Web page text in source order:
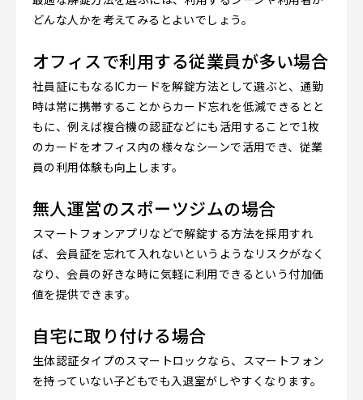
どんな人かを考えてみるとよいでしょう。
オフィスで利用する従業員が多い場合
社員証にもなるICカードを解錠方法として選ぶと、通勤
時は常に携帯することからカード忘れを低減できるとと
もに、例えば複合機の認証などにも活用することで1枚
のカードをオフィス内の様々なシーンで活用でき、従業
員の利用体験も向上します。
無人運営のスポーツジムの場合
スマートフォンアプリなどで解錠する方法を採用すれ
ば、会員証を忘れて入れないというようなリスクがなく
なり、会員の好きな時に気軽に利用できるという付加価
値を提供できます。
自宅に取り付ける場合
生体認証タイプのスマートロックなら、スマートフォン
を持っていない子どもでも入退室がしやすくなります。